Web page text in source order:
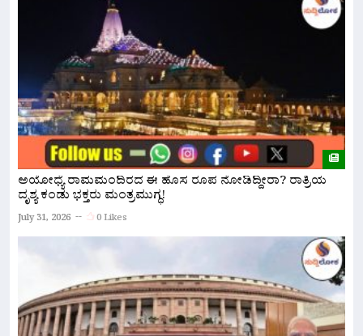
ಅಯೋಧ್ಯೆ ರಾಮಮಂದಿರದ ಈ ಹೊಸ ರೂಪ ನೋಡಿದ್ದೀರಾ? ರಾತ್ರಿಯ
ದೃಶ್ಯ ಕಂಡು ಭಕ್ತರು ಮಂತ್ರಮುಗ್ಧ!
July 31, 2026 0 Likes